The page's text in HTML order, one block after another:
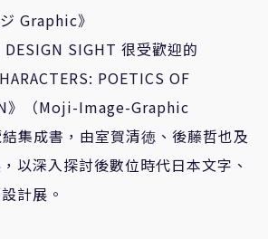
Graphic》
SIGHT 很受歡迎的
POETICS OF
》（Moji-Image-Graphic
集成書，由室賀清徳、後藤哲也及
以深入探討後數位時代日本文字、
計展。